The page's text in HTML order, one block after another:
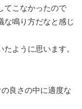
てこなかったので
な鳴り方だなと感じ
ように思います。
良さの中に適度な